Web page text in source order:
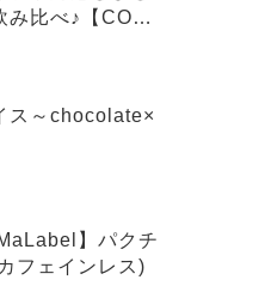
比べ♪【COLD
ス～chocolate×
】パクチ
フェインレス)